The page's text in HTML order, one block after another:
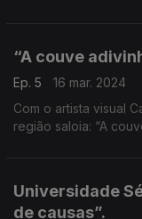
“A couve
Ep. 5
16 mar. 2024
Com o artista visual
região saloia: “A
Universidade
de causas”.